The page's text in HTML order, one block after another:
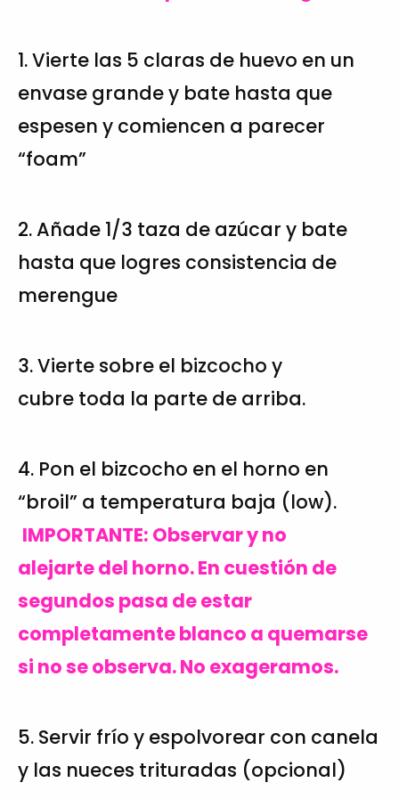
1. Vierte las 5 claras de huevo en un
envase grande y bate hasta que
espesen y comiencen a parecer
“foam”
2. Añade 1/3 taza de azúcar y bate
hasta que logres consistencia de
merengue
3. Vierte sobre el bizcocho y
cubre toda la parte de arriba.
4. Pon el bizcocho en el horno en
“broil” a temperatura baja (low).
IMPORTANTE: Observar y no
alejarte del horno. En cuestión de
segundos pasa de estar
completamente blanco a quemarse
si no se observa. No exageramos.
5. Servir frío y espolvorear con canela
y las nueces trituradas (opcional)